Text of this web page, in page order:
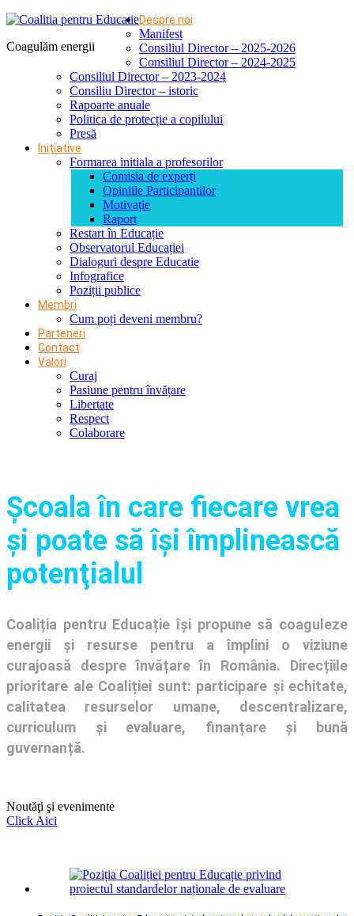
Coagulăm energii
Despre noi
Manifest
Consiliul Director – 2025-2026
Consiliul Director – 2024-2025
Consiliul Director – 2023-2024
Consiliu Director – istoric
Rapoarte anuale
Politica de protecție a copilului
Presă
Inițiative
Formarea initiala a profesorilor
Comisia de experți
Opiniile Participantilor
Motivație
Raport
Restart în Educație
Observatorul Educației
Dialoguri despre Educatie
Infografice
Poziții publice
Membri
Cum poți deveni membru?
Parteneri
Contact
Valori
Curaj
Pasiune pentru învățare
Libertate
Respect
Colaborare
Şcoala în care fiecare vrea
și poate să își împlinească
potenţialul
Coaliția pentru Educație își propune să coaguleze
energii și resurse pentru a împlini o viziune
curajoasă despre învățare în România. Direcțiile
prioritare ale Coaliției sunt: participare și echitate,
calitatea resurselor umane, descentralizare,
curriculum și evaluare, finanțare și bună
guvernanță.
Noutăţi şi evenimente
Click Aici